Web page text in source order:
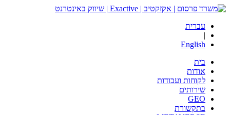
עברית
|
English
בית
אודות
לקוחות ועבודות
שירותים
GEO
בתקשורת